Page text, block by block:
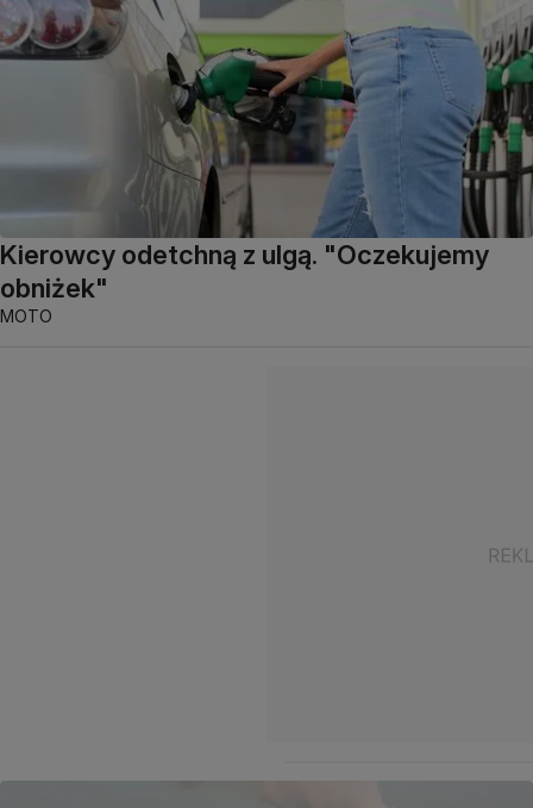
Kierowcy odetchną z ulgą. "Oczekujemy
obniżek"
MOTO